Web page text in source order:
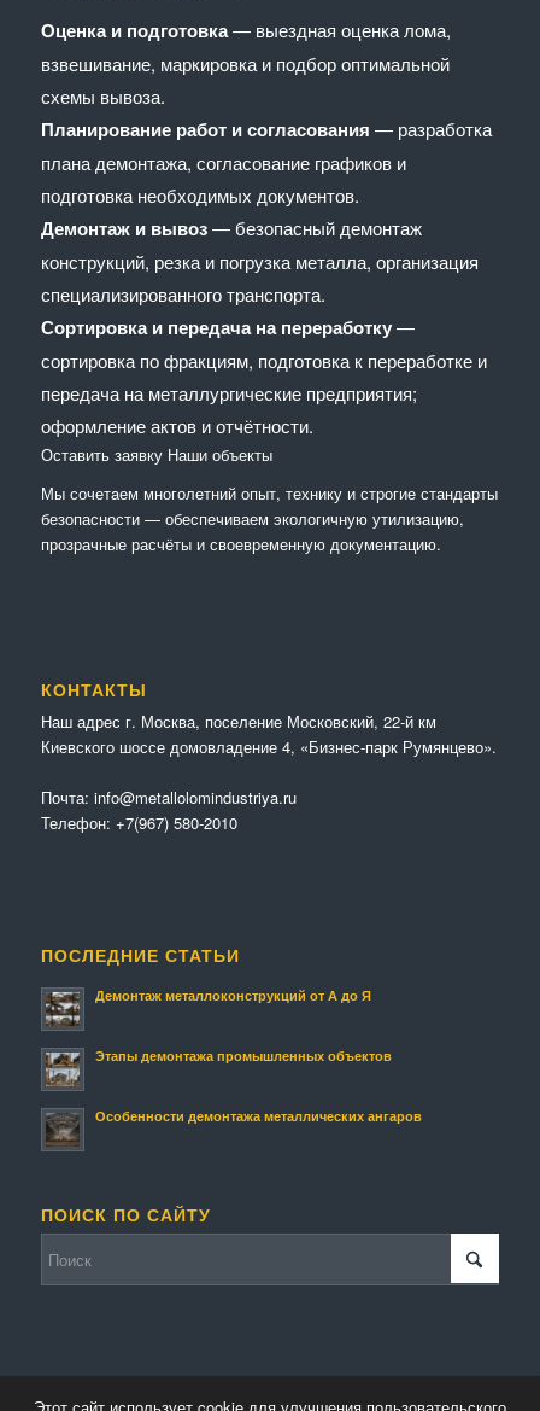
Оценка и подготовка— выездная оценка лома,
взвешивание, маркировка и подбор оптимальной
схемы вывоза.
Планирование работ и согласования — разработка
плана демонтажа, согласование графиков и
подготовка необходимых документов.
Демонтаж и вывоз— безопасный демонтаж
конструкций, резка и погрузка металла, организация
специализированного транспорта.
Сортировка и передача на переработку—
сортировка по фракциям, подготовка к переработке и
передача на металлургические предприятия;
оформление актов и отчётности.
Оставить заявку Наши объекты
Мы сочетaем многолетний опыт, технику и строгие стандарты
безопасности — обеспечиваем экологичную утилизацию,
прозрачные расчёты и своевременную документацию.
КОНТАКТЫ
Наш адрес г. Москва, поселение Московский, 22-й км
Киевского шоссе домовладение 4, «Бизнес-парк Румянцево».
Почта: info@metallolomindustriya.ru
Телефон: +7(967) 580-2010
ПОСЛЕДНИЕ СТАТЬИ
Демонтаж металлоконструкций от А до Я
Этапы демонтажа промышленных объектов
Особенности демонтажа металлических ангаров
ПОИСК ПО САЙТУ